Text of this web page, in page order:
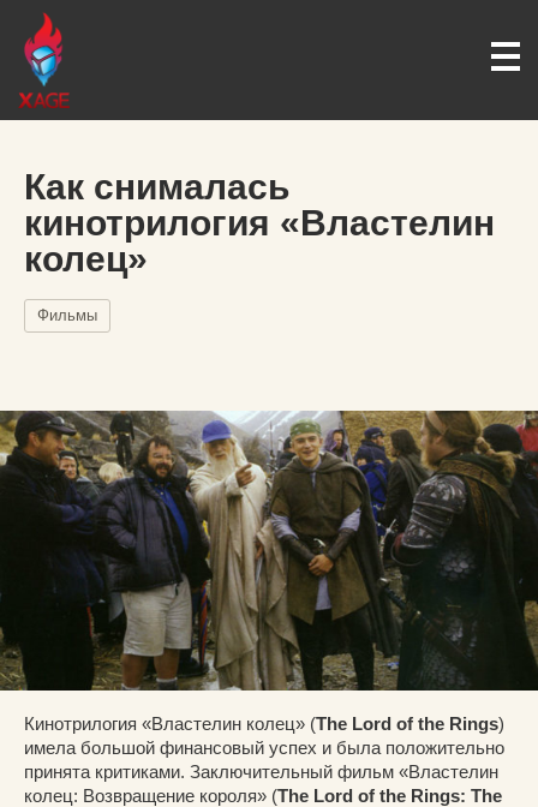
Как снималась
кинотрилогия «Властелин
колец»
Фильмы
Кинотрилогия «Властелин колец» (The Lord of the Rings)
имела большой финансовый успех и была положительно
принята критиками. Заключительный фильм «Властелин
колец: Возвращение короля» (The Lord of the Rings: The